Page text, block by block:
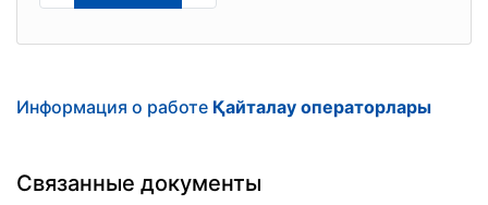
Информация о работе Қайталау операторлары
Связанные документы